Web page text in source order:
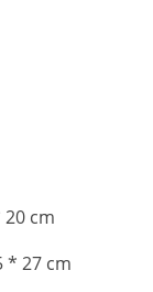
cm
* 27 cm